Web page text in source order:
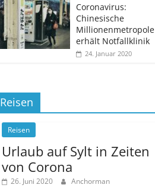
Coronavirus:
Chinesische
Millionenmetropole
erhält Notfallklinik
24. Januar 2020
Reisen
Reisen
Urlaub auf Sylt in Zeiten
von Corona
26. Juni 2020 Anchorman